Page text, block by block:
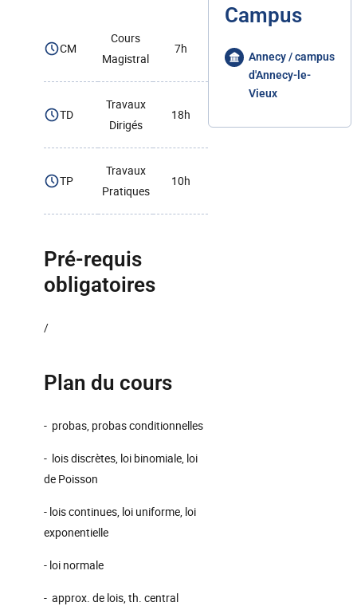
CM
Cours
Magistral
7h
TD
Travaux
Dirigés
18h
TP
Travaux
Pratiques
10h
Pré-requis
obligatoires
/
Plan du cours
- probas, probas conditionnelles
- lois discrètes, loi binomiale, loi
de Poisson
- lois continues, loi uniforme, loi
exponentielle
- loi normale
- approx. de lois, th. central
Campus
Annecy / campus
d'Annecy-le-
Vieux